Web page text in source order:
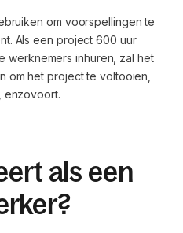
om voorspellingen te
Als een project 600 uur
werknemers inhuren, zal het
om het project te voltooien,
enzovoort.
als een